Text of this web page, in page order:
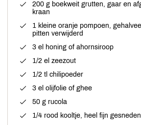
200 g boekweit grutten, gaar en
kraan
1 kleine oranje pompoen,
pitten verwijderd
3 el honing of ahornsiroop
1/2 el zeezout
1/2 tl chilipoeder
3 el olijfolie of ghee
50 g rucola
1/4 rood kooltje, heel fijn gesneden